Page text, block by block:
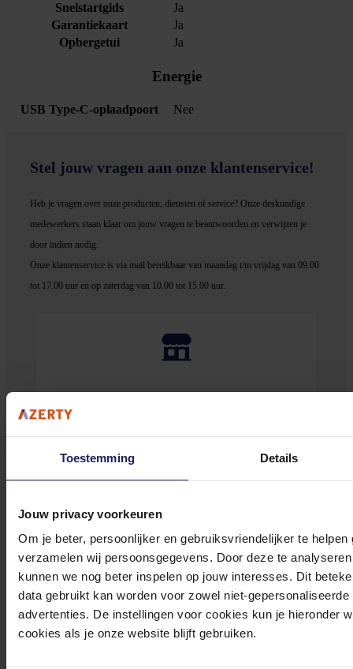
Toestemming Details
Jouw privacy voorkeuren
Om je beter, persoonlijker en gebruiksvriendelijker te
verzamelen wij persoonsgegevens. Door deze te
kunnen we nog beter inspelen op jouw interesses. Dit
data gebruikt kan worden voor zowel niet-
advertenties. De instellingen voor cookies kun je hieronder
cookies als je onze website blijft gebruiken.
Snelstartgids
Ja
Garantiekaart
Ja
Opbergetui
Ja
Energie
USB Type-C-oplaadpoort Nee
Stel jouw vragen aan onze klantenservice!
Heb je vragen over onze producten, diensten of service? Onze deskundige
medewerkers staan klaar om jouw vragen te beantwoorden en verwijzen je
door indien nodig.
Onze klantenservice is via mail bereikbaar van maandag t/m vrijdag van 09.00
tot 17.00 uur en op zaterdag van 10.00 tot 15.00 uur.
Klantenservice@azerty.nl